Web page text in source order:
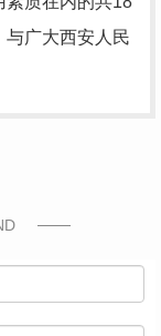
与广大西安人民